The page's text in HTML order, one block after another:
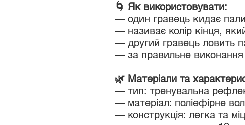
🌀 Як використовувати:
— один гравець кидає
— називає колір кінця,
— другий гравець ловить
— за правильне
🌿 Матеріали та
— тип: тренувальна
— матеріал: поліефірне
— конструкція: легка та